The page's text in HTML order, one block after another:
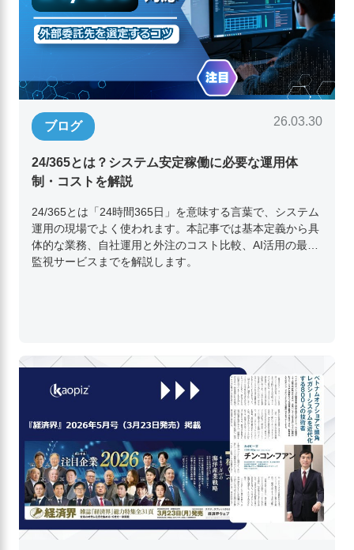
ブログ 26.03.30
24/365とは？システム安定稼働に必要な運用体
制・コストを解説
24/365とは「24時間365日」を意味する言葉で、システム
運用の現場でよく使われます。本記事では基本定義から具
体的な業務、自社運用と外注のコスト比較、AI活用の最新
監視サービスまでを解説します。